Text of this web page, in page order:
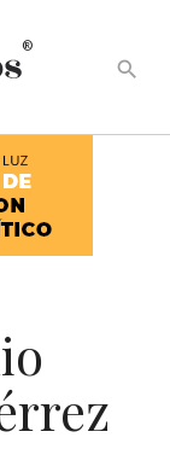
®
search